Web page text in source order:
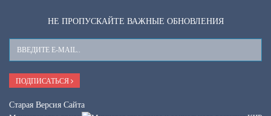
НЕ ПРОПУСКАЙТЕ ВАЖНЫЕ ОБНОВЛЕНИЯ
Ваш
E-
Mail
ПОДПИСАТЬСЯ
Старая Версия Сайта